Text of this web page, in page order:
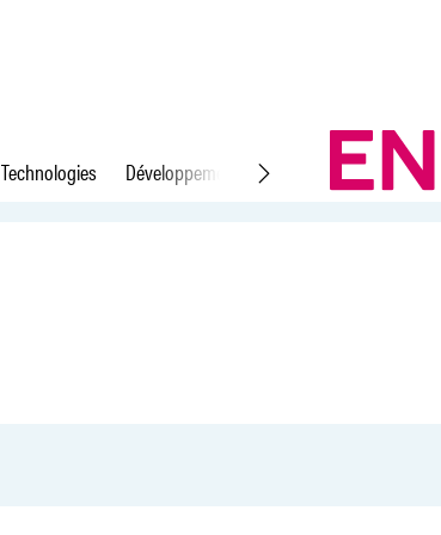
Technologies Développement durable Droit du travail